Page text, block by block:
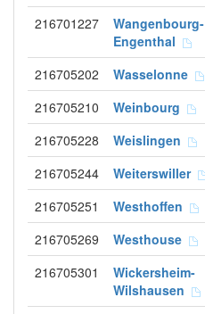
216701227
Wangenbourg-
Engenthal
216705202 Wasselonne
216705210 Weinbourg
216705228 Weislingen
216705244 Weiterswiller
216705251 Westhoffen
216705269 Westhouse
216705301
Wickersheim-
Wilshausen